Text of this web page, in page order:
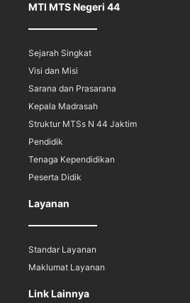
MTI MTS Negeri 44
Sejarah Singkat
Visi dan Misi
Sarana dan Prasarana
Kepala Madrasah
Struktur MTSs N 44 Jaktim
Pendidik
Tenaga Kependidikan
Peserta Didik
Layanan
Standar Layanan
Maklumat Layanan
Link Lainnya